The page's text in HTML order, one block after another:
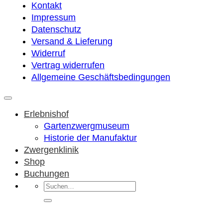
Kontakt
Impressum
Datenschutz
Versand & Lieferung
Widerruf
Vertrag widerrufen
Allgemeine Geschäftsbedingungen
Erlebnishof
Gartenzwergmuseum
Historie der Manufaktur
Zwergenklinik
Shop
Buchungen
Suchen
nach: